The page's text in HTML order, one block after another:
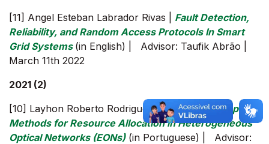
[11] Angel Esteban Labrador Rivas | Fault Detection,
Reliability, and Random Access Protocols In Smart
Grid Systems (in English) | Advisor: Taufik Abrão |
March 11th 2022
2021 (2)
[10] Layhon Roberto Rodrigues Santos |Bio-Inspired
Methods for Resource Allocation in Heterogeneous
Optical Networks (EONs)(in Portuguese) | Advisor: